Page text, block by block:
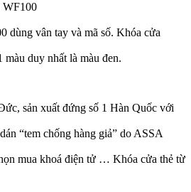
WF100
dùng vân tay và mã số. Khóa cửa
duy nhất là màu đen.
sản xuất đứng số 1 Hàn Quốc với
“tem chống hàng giả” do ASSA
mua khoá điện tử … Khóa cửa thẻ từ